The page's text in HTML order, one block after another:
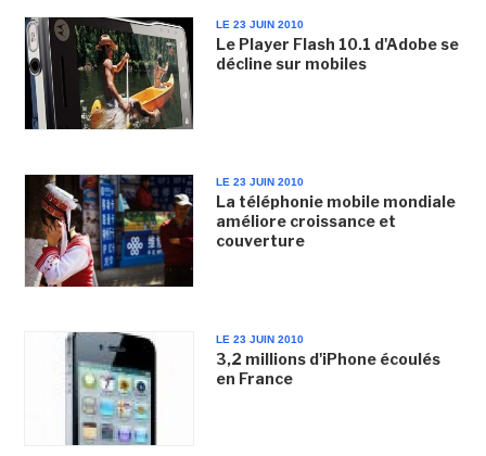
LE 23 JUIN 2010
Le Player Flash 10.1 d'Adobe se
décline sur mobiles
LE 23 JUIN 2010
La téléphonie mobile mondiale
améliore croissance et
couverture
LE 23 JUIN 2010
3,2 millions d'iPhone écoulés
en France